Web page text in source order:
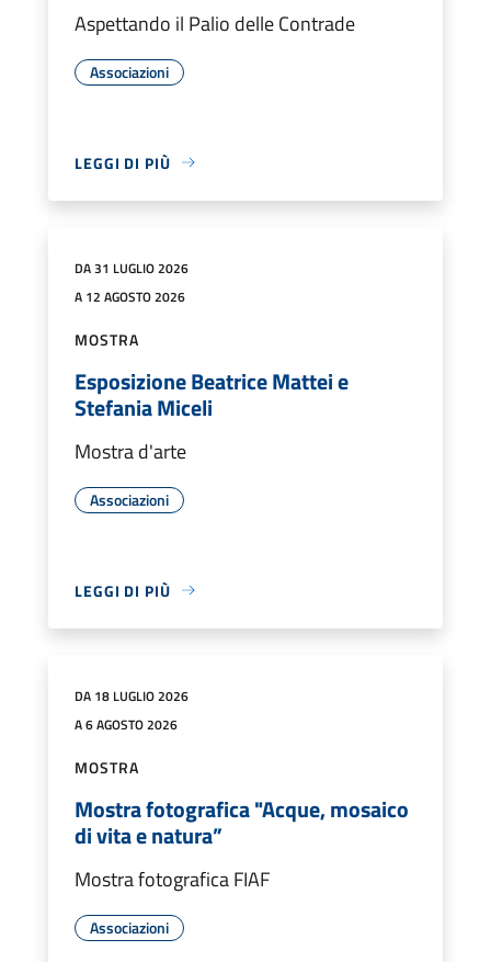
Aspettando il Palio delle Contrade
Associazioni
LEGGI DI PIÙ
DA 31 LUGLIO 2026
A 12 AGOSTO 2026
MOSTRA
Esposizione Beatrice Mattei e
Stefania Miceli
Mostra d'arte
Associazioni
LEGGI DI PIÙ
DA 18 LUGLIO 2026
A 6 AGOSTO 2026
MOSTRA
Mostra fotografica "Acque, mosaico
di vita e natura”
Mostra fotografica FIAF
Associazioni